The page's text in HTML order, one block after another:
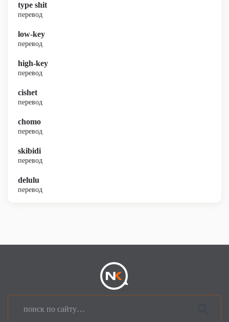
type shit
перевод
low-key
перевод
high-key
перевод
cishet
перевод
chomo
перевод
skibidi
перевод
delulu
перевод